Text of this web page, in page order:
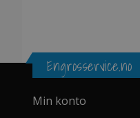
Engrosservice.no
Min konto